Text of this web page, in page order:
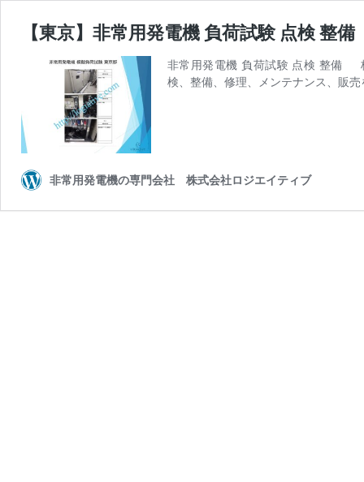
【東京】非常用発電機 負荷試験 点検 整備
非常用発電機 負荷試験 点検 整備
検、整備、修理、メンテナンス、販
非常用発電機の専門会社 株式会社ロジエイティブ